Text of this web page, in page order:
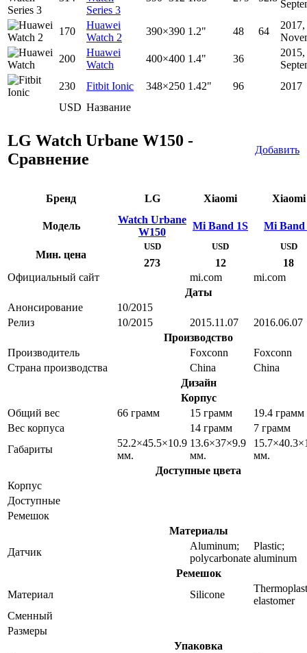
USD Название
Series 3
170
Huawei
Watch 2
390×390 1.2" 48 64
2017,
200
Huawei
Watch
400×400 1.4" 36
2015,
230
Fitbit Ionic 348×250 1.42" 96 2017
LG Watch Urbane W150 -
Сравнение
Добавить
Бренд LG Xiaomi Xiaomi
Модель
Watch Urbane
W150
Mi Band 1S Mi Band
Мин. цена
USD
273
USD
12
USD
18
Официальный сайт
mi.com
mi.com
Даты
Анонсирование
10/2015
Релиз
10/2015 2015.11.07
2016.06.07
Производство
Производитель
Foxconn
Foxconn
Страна производства
China
China
Дизайн
Корпус
Общий вес
66 грамм 15 грамм
19.4 грамм
Вес корпуса
14 грамм
7 грамм
Габариты
52.2×45.5×10.9
мм.
13.6×37×9.9
мм.
мм.
Доступные цвета
Корпус
Доступные
Ремешок
Материалы
Датчик
Aluminum;
polycarbonate
Plastic;
aluminum
Ремешок
Материал
Silicone
elastomer
Сменный
Размеры
Упаковка